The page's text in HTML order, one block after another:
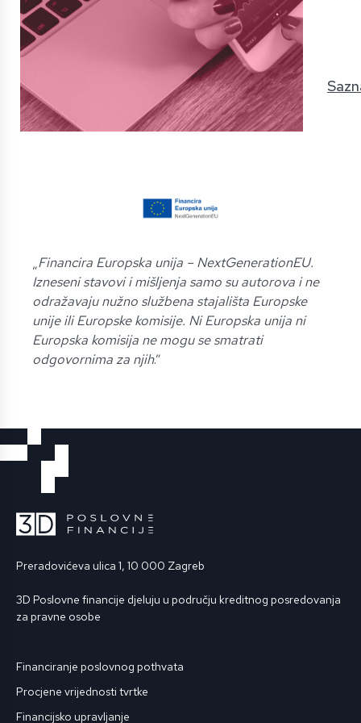
„Financira Europska unija – NextGenerationEU.
Izneseni stavovi i mišljenja samo su autorova i ne
odražavaju nužno službena stajališta Europske
unije ili Europske komisije. Ni Europska unija ni
Europska komisija ne mogu se smatrati
odgovornima za njih.”
Preradovićeva ulica 1, 10 000 Zagreb
3D Poslovne financije djeluju u području kreditnog posredovanja
za pravne osobe
Financiranje poslovnog pothvata
Procjene vrijednosti tvrtke
Financijsko upravljanje